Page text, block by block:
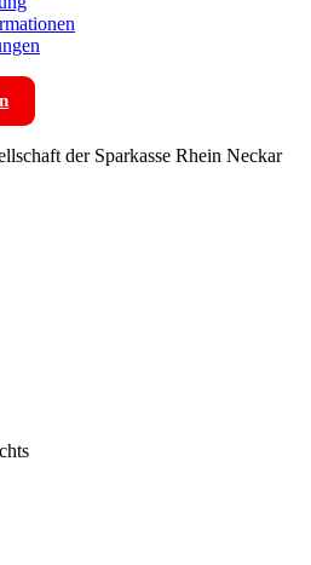
der Sparkasse Rhein Neckar